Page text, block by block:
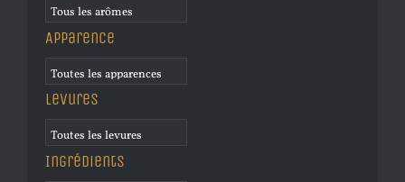
Apparence
Levures
Ingrédients